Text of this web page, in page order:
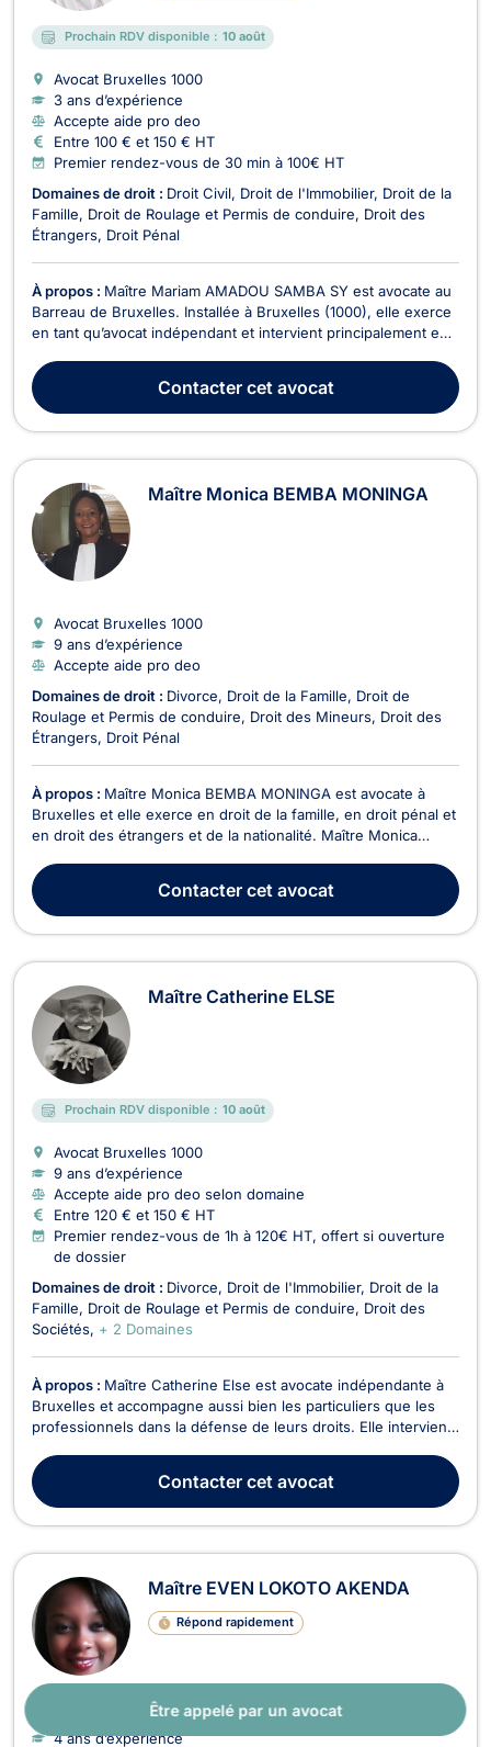
Être appelé par un avocat
Prochain RDV disponible : 10 août
Avocat Bruxelles 1000
3 ans d’expérience
Accepte aide pro deo
Entre 100 € et 150 € HT
Premier rendez-vous de 30 min à 100€ HT
Domaines de droit : Droit Civil Droit de l'Immobilier Droit de la
Famille
Droit de Roulage et Permis de conduire
Droit des
Étrangers Droit Pénal
À propos : Maître Mariam AMADOU SAMBA SY est avocate au
Barreau de Bruxelles. Installée à Bruxelles (1000), elle exerce
en tant qu’avocat indépendant et intervient principalement en
de roulage et permis de conduire, et droit pénal. Avocat
vérifié, elle propose un accom...
Contactercet avocat
Maître Monica BEMBA MONINGA
Avocat Bruxelles 1000
9 ans d’expérience
Accepte aide pro deo
Domaines de droit : Divorce Droit de la Famille
Droit de
Roulage et Permis de conduire
Droit des Mineurs Droit des
Étrangers Droit Pénal
À propos : Maître Monica BEMBA MONINGA est avocate à
Bruxelles et elle exerce en droit de la famille, en droit pénal et
en droit des étrangers et de la nationalité. Maître Monica
cadre des divorces contentieux ou à l'amiable, en matière de
cohabitation légale ou de fait, dans le ...
Contactercet avocat
Maître Catherine ELSE
Prochain RDV disponible : 10 août
Avocat Bruxelles 1000
9 ans d’expérience
Accepte aide pro deo selon domaine
Entre 120 € et 150 € HT
Premier rendez-vous de 1h à 120€ HT, offert si ouverture
de dossier
Domaines de droit : Divorce Droit de l'Immobilier Droit de la
Famille
Droit de Roulage et Permis de conduire
Droit des
Sociétés + 2 Domaines
À propos : Maître Catherine Else est avocate indépendante à
Bruxelles et accompagne aussi bien les particuliers que les
professionnels dans la défense de leurs droits. Elle intervient
accompagnement juridique personnalisé, clair et efficace à
chaque étape de la procédure. Son ...
Contactercet avocat
Maître EVEN LOKOTO AKENDA
Répond rapidement
Avocat Bruxelles1030
4 ans d’expérience